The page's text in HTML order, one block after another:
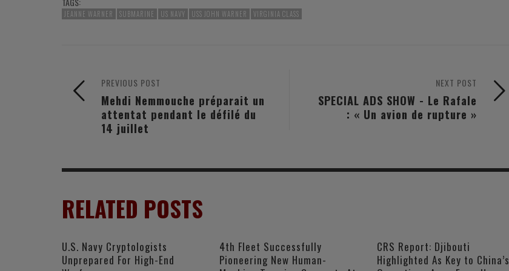
JEANNE WARNER SUBMARINE US NAVY USS JOHN WARNER VIRGINIA CLASS
NEXT POST
SPECIAL ADS SHOW - Le Rafale
: « Un avion de rupture »
PREVIOUS POST
Mehdi Nemmouche préparait un
attentat pendant le défilé du
14 juillet
RELATED POSTS
U.S. Navy Cryptologists
Unprepared For High-End
4th Fleet Successfully
Pioneering New Human-
CRS Report: Djibouti
Highlighted As Key to China’s